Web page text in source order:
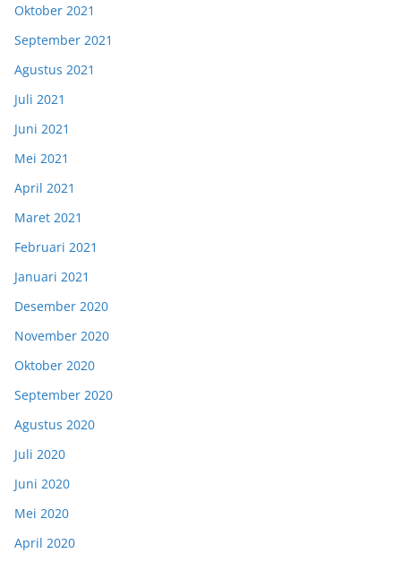
Oktober 2021
September 2021
Agustus 2021
Juli 2021
Juni 2021
Mei 2021
April 2021
Maret 2021
Februari 2021
Januari 2021
Desember 2020
November 2020
Oktober 2020
September 2020
Agustus 2020
Juli 2020
Juni 2020
Mei 2020
April 2020